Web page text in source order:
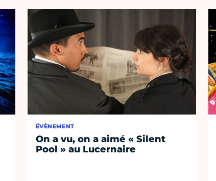
ÉVÈNEMENT
On a vu, on a aimé « Silent
Pool » au Lucernaire